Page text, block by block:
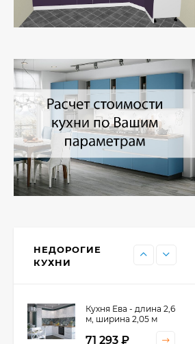
НЕДОРОГИЕ
КУХНИ
длина 2,4 м, ширина
1,2 м
44 091
Кухня Point 1,2 м -
длина 1,2 м
13 655₽
11 476
Кухня Ева - длина 2,6
м, ширина 2,05 м
71 293 ₽